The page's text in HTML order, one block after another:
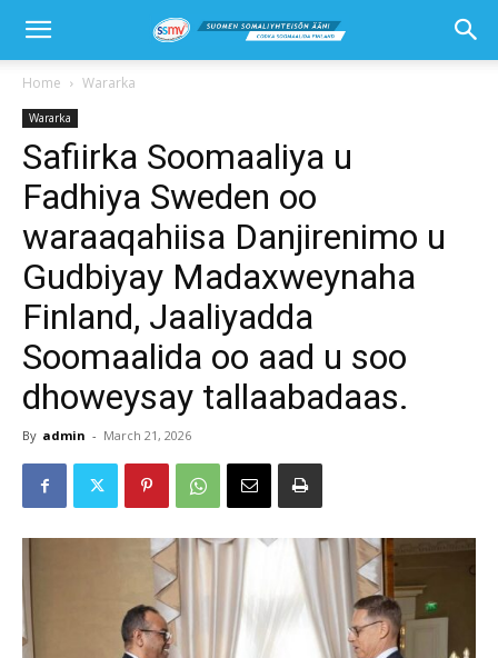
Home Wararka
Wararka
Safiirka Soomaaliya u
Fadhiya Sweden oo
waraaqahiisa Danjirenimo u
Gudbiyay Madaxweynaha
Finland, Jaaliyadda
Soomaalida oo aad u soo
dhoweysay tallaabadaas.
By admin - March 21, 2026